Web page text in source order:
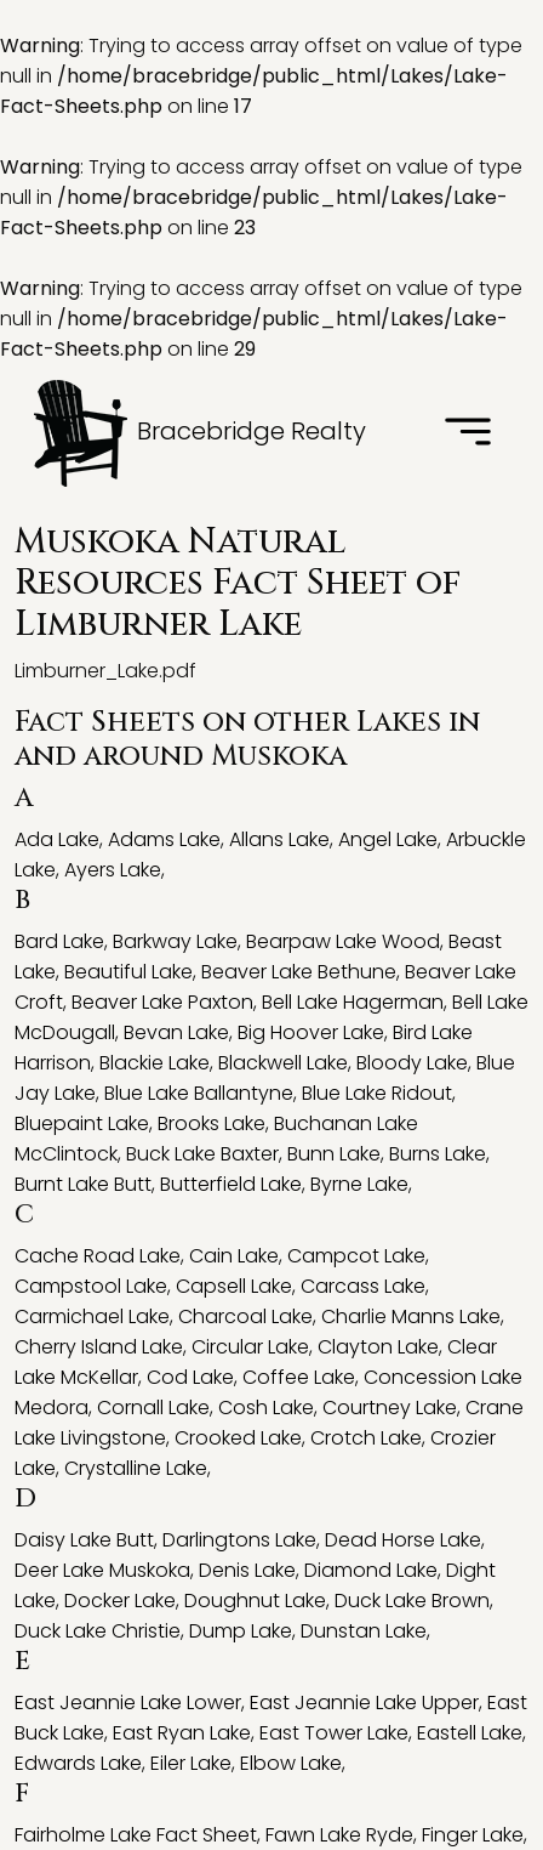
Warning: Trying to access array offset on value of type
null in /home/bracebridge/public_html/Lakes/Lake-
Fact-Sheets.phpon line 17
Warning: Trying to access array offset on value of type
null in /home/bracebridge/public_html/Lakes/Lake-
Fact-Sheets.phpon line 23
Warning: Trying to access array offset on value of type
null in /home/bracebridge/public_html/Lakes/Lake-
Fact-Sheets.phpon line 29
Bracebridge Realty
Muskoka Natural
Resources Fact Sheet of
Limburner Lake
Limburner_Lake.pdf
Fact Sheets on other Lakes in
and around Muskoka
A
Ada Lake,Adams Lake,Allans Lake,Angel Lake,Arbuckle
Lake,Ayers Lake,
B
Bard Lake,Barkway Lake,Bearpaw Lake Wood,Beast
Lake,Beautiful Lake,Beaver Lake Bethune,Beaver Lake
Croft,Beaver Lake Paxton,Bell Lake Hagerman,Bell Lake
McDougall,Bevan Lake,Big Hoover Lake,Bird Lake
Harrison,Blackie Lake,Blackwell Lake,Bloody Lake,Blue
Jay Lake,Blue Lake Ballantyne,Blue Lake Ridout,
Bluepaint Lake,Brooks Lake,Buchanan Lake
McClintock,Buck Lake Baxter,Bunn Lake,Burns Lake,
Burnt Lake Butt,Butterfield Lake,Byrne Lake,
C
Cache Road Lake,Cain Lake,Campcot Lake,
Campstool Lake,Capsell Lake,Carcass Lake,
Carmichael Lake,Charcoal Lake,Charlie Manns Lake,
Cherry Island Lake,Circular Lake,Clayton Lake,Clear
Lake McKellar,Cod Lake,Coffee Lake,Concession Lake
Medora,Cornall Lake,Cosh Lake,Courtney Lake,Crane
Lake Livingstone,Crooked Lake,Crotch Lake,Crozier
Lake,Crystalline Lake,
D
Daisy Lake Butt,Darlingtons Lake,Dead Horse Lake,
Deer Lake Muskoka,Denis Lake,Diamond Lake,Dight
Lake,Docker Lake,Doughnut Lake,Duck Lake Brown,
Duck Lake Christie,Dump Lake,Dunstan Lake,
E
East Jeannie Lake Lower,East Jeannie Lake Upper,East
Buck Lake,East Ryan Lake,East Tower Lake,Eastell Lake,
Edwards Lake,Eiler Lake,Elbow Lake,
F
Fairholme Lake Fact Sheet,Fawn Lake Ryde,Finger Lake,